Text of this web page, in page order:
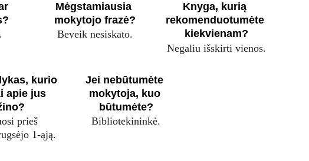
Mėgstamiausia
mokytojo frazė?
Negaliu išskirti vienos.
Knyga, kurią
rekomenduotumėte
kiekvienam?
Beveik nesiskato.
kurio
apie jus
prieš
1-ąją.
Jei nebūtumėte
mokytoja, kuo
būtumėte?
Bibliotekininkė.